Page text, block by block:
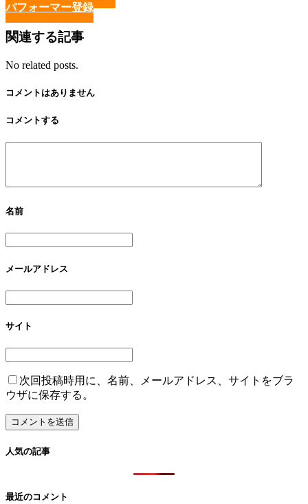
パフォーマー登録
関連する記事
No related posts.
コメントはありません
コメントする
名前
メールアドレス
サイト
次回投稿時用に、名前、メールアドレス、サイトをブラ
ウザに保存する。
人気の記事
最近のコメント